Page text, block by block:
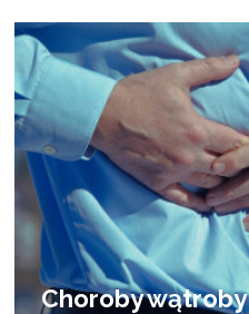
Choroby wątroby